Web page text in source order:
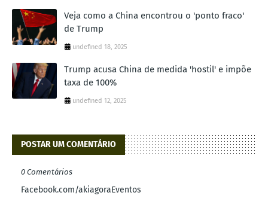
Veja como a China encontrou o 'ponto fraco'
de Trump
undefined 18, 2025
Trump acusa China de medida 'hostil' e impõe
taxa de 100%
undefined 12, 2025
POSTAR UM COMENTÁRIO
0 Comentários
Facebook.com/akiagoraEventos